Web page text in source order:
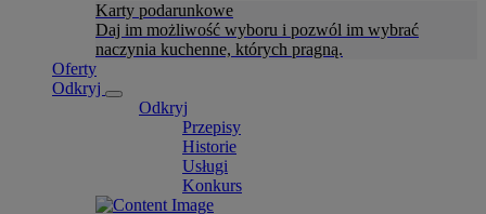
Karty podarunkowe
Daj im możliwość wyboru i pozwól im wybrać
naczynia kuchenne, których pragną.
Oferty
Odkryj
Odkryj
Przepisy
Historie
Usługi
Konkurs